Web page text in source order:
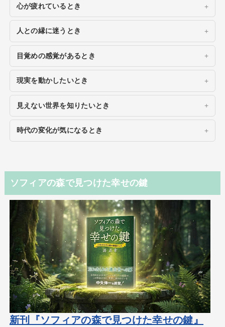
心が疲れているとき
人との縁に迷うとき
目覚めの感覚があるとき
現実を動かしたいとき
見えない世界を知りたいとき
時代の変化が気になるとき
ソフィアの森で見つけた幸せの鍵
新刊『ソフィアの森で見つけた幸せの鍵』